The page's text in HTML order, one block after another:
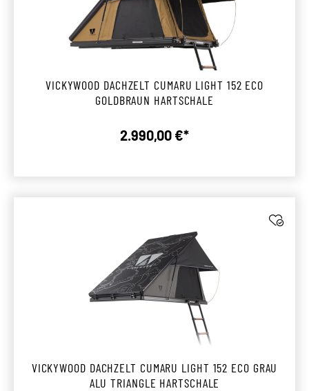
VICKYWOOD DACHZELT CUMARU LIGHT 152 ECO
GOLDBRAUN HARTSCHALE
Regulärer Preis:
2.990,00 €*
VICKYWOOD DACHZELT CUMARU LIGHT 152 ECO GRAU
ALU TRIANGLE HARTSCHALE